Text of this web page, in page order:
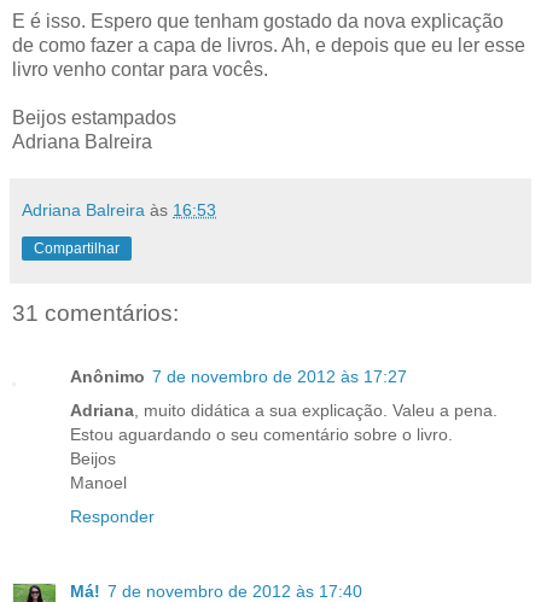
E é isso. Espero que tenham gostado da nova explicação
de como fazer a capa de livros. Ah, e depois que eu ler esse
livro venho contar para vocês.
Beijos estampados
Adriana Balreira
Adriana Balreira às 16:53
Compartilhar
31 comentários:
Anônimo 7 de novembro de 2012 às 17:27
Adriana , muito didática a sua explicação. Valeu a pena.
Estou aguardando o seu comentário sobre o livro.
Beijos
Manoel
Responder
Má! 7 de novembro de 2012 às 17:40